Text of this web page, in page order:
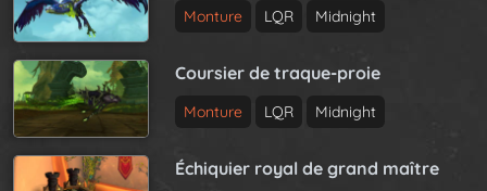
Monture LQR Midnight
Coursier de traque-proie
Monture LQR Midnight
Échiquier royal de grand maître